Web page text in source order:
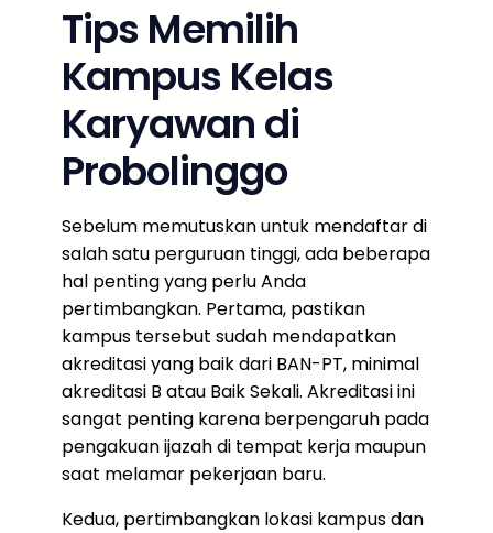
Tips Memilih
Kampus Kelas
Karyawan di
Probolinggo
Sebelum memutuskan untuk mendaftar di
salah satu perguruan tinggi, ada beberapa
hal penting yang perlu Anda
pertimbangkan. Pertama, pastikan
kampus tersebut sudah mendapatkan
akreditasi yang baik dari BAN-PT, minimal
akreditasi B atau Baik Sekali. Akreditasi ini
sangat penting karena berpengaruh pada
pengakuan ijazah di tempat kerja maupun
saat melamar pekerjaan baru.
Kedua, pertimbangkan lokasi kampus dan